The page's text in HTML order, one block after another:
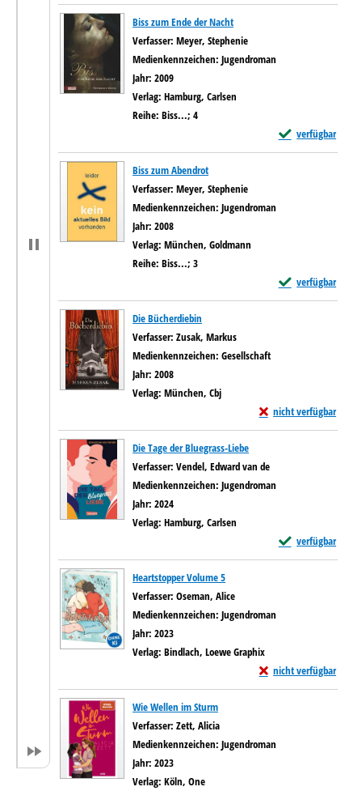
Biss zum Ende der Nacht
Verfasser: Meyer, Stephenie
Medienkennzeichen: Jugendroman
Jahr: 2009
Verlag: Hamburg, Carlsen
Reihe: Biss...; 4
verfügbar
Exemplar-Details
Biss zum Abendrot
Verfasser: Meyer, Stephenie
Medienkennzeichen: Jugendroman
Jahr: 2008
Verlag: München, Goldmann
Reihe: Biss...; 3
verfügbar
Exemplar-Details
Die Bücherdiebin
Verfasser: Zusak, Markus
Medienkennzeichen: Gesellschaft
Jahr: 2008
Verlag: München, Cbj
nicht verfügbar
Exemplar-Details von
Die Tage der Bluegrass-Liebe
Verfasser: Vendel, Edward van de
Medienkennzeichen: Jugendroman
Jahr: 2024
Verlag: Hamburg, Carlsen
verfügbar
Exemplar-Details
Heartstopper Volume 5
Verfasser: Oseman, Alice
Medienkennzeichen: Jugendroman
Jahr: 2023
Verlag: Bindlach, Loewe Graphix
nicht verfügbar
Exemplar-Details von
Wie Wellen im Sturm
Verfasser: Zett, Alicia
Medienkennzeichen: Jugendroman
Jahr: 2023
Verlag: Köln, One